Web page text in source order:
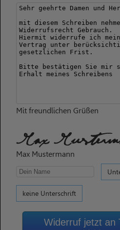
Mit freundlichen Grüßen
Max
Max Mustermann
keine Unterschrift
Widerruf jetzt an